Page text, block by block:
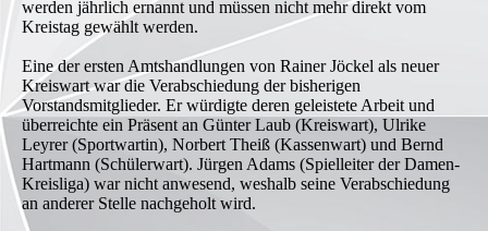
werden jährlich ernannt und müssen nicht mehr direkt vom
Kreistag gewählt werden.
Eine der ersten Amtshandlungen von Rainer Jöckel als neuer
Kreiswart war die Verabschiedung der bisherigen
Vorstandsmitglieder. Er würdigte deren geleistete Arbeit und
überreichte ein Präsent an Günter Laub (Kreiswart), Ulrike
Leyrer (Sportwartin), Norbert Theiß (Kassenwart) und Bernd
Hartmann (Schülerwart). Jürgen Adams (Spielleiter der Damen-
Kreisliga) war nicht anwesend, weshalb seine Verabschiedung
an anderer Stelle nachgeholt wird.